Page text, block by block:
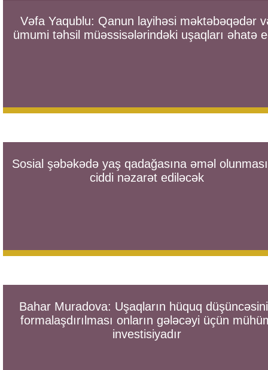
Vəfa Yaqublu: Qanun layihəsi məktəbəqədər
ümumi təhsil müəssisələrindəki uşaqları əhatə
Sosial şəbəkədə yaş qadağasına əməl
ciddi nəzarət ediləcək
Bahar Muradova: Uşaqların hüquq
formalaşdırılması onların gələcəyi üçün
investisiyadır